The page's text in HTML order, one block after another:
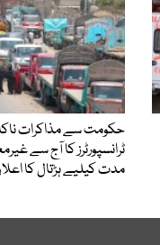
حکومت سے مذاکرات
ٹرانسپورٹرز کا آج سے
مدت کیلیے ہڑتال کا